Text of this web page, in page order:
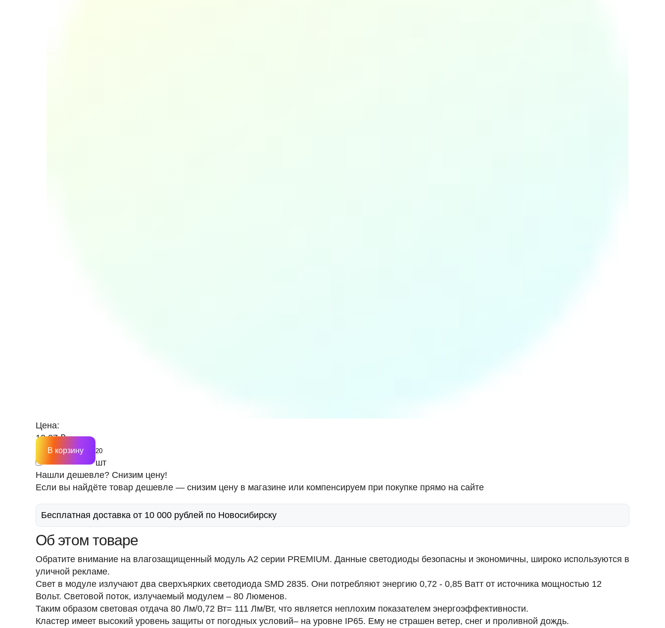
Цена:
12.27 ₽
шт
В корзину
Нашли дешевле? Снизим цену!
Если вы найдёте товар дешевле — снизим цену в магазине или компенсируем при покупке прямо на сайте
Бесплатная доставка от 10 000 рублей по Новосибирску
Об этом товаре
Обратите внимание на влагозащищенный модуль A2 серии PREMIUM. Данные светодиоды безопасны и экономичны, широко используются в
уличной рекламе.
Свет в модуле излучают два сверхъярких светодиода SMD 2835. Они потребляют энергию 0,72 - 0,85 Ватт от источника мощностью 12
Вольт. Световой поток, излучаемый модулем – 80 Люменов.
Таким образом световая отдача 80 Лм/0,72 Вт= 111 Лм/Вт, что является неплохим показателем энергоэффективности.
Кластер имеет высокий уровень защиты от погодных условий– на уровне IP65. Ему не страшен ветер, снег и проливной дождь.